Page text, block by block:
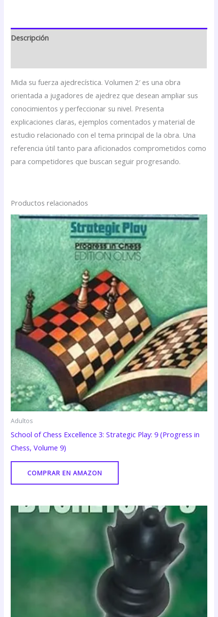
Descripción
Mida su fuerza ajedrecística. Volumen 2′ es una obra
orientada a jugadores de ajedrez que desean ampliar sus
conocimientos y perfeccionar su nivel. Presenta
explicaciones claras, ejemplos comentados y material de
estudio relacionado con el tema principal de la obra. Una
referencia útil tanto para aficionados comprometidos como
para competidores que buscan seguir progresando.
Productos relacionados
Adultos
School of Chess Excellence 3: Strategic Play: 9 (Progress in
Chess, Volume 9)
COMPRAR EN AMAZON